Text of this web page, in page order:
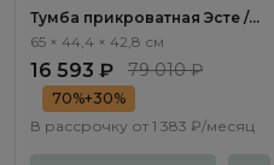
Тумба прикроватная Эсте /
Este ST001.2
65 × 44,4 × 42,8 см
16 593 ₽ 79 010 ₽
70%+30%
В рассрочку от 1 383 ₽/месяц